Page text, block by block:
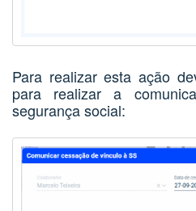
Para realizar esta ação
para realizar a
segurança social: